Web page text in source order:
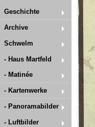
Geschichte
Archive
Schwelm
- Haus Martfeld
- Matinée
- Kartenwerke
- Panoramabilder
- Luftbilder